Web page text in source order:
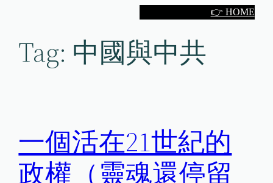
👉 HOME
Tag: 中國與中共
一個活在21世紀的
政權（靈魂還停留